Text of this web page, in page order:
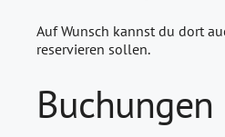
Auf Wunsch kannst du dort
reservieren sollen.
Buchungen